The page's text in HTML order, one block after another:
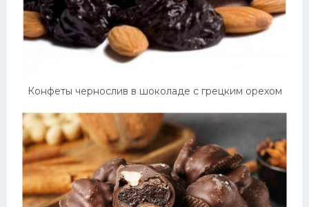
Конфеты чернослив в шоколаде с грецким орехом